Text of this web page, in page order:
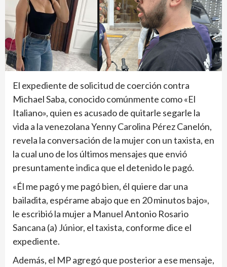
El expediente de solicitud de coerción contra
Michael Saba, conocido comúnmente como «El
Italiano», quien es acusado de quitarle segarle la
vida a la venezolana Yenny Carolina Pérez Canelón,
revela la conversación de la mujer con un taxista, en
la cual uno de los últimos mensajes que envió
presuntamente indica que el detenido le pagó.
«Él me pagó y me pagó bien, él quiere dar una
bailadita, espérame abajo que en 20 minutos bajo»,
le escribió la mujer a Manuel Antonio Rosario
Sancana (a) Júnior, el taxista, conforme dice el
expediente.
Además, el MP agregó que posterior a ese mensaje,